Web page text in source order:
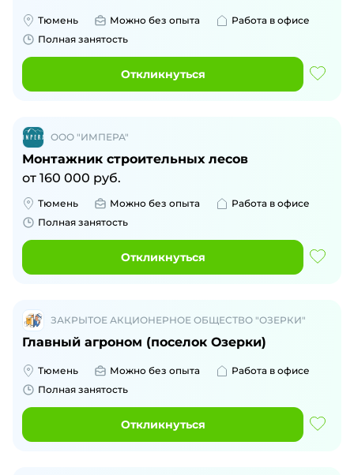
Тюмень Можно без опыта
Работа в офисе
Полная занятость
Откликнуться
ООО "ИМПЕРА"
Монтажник строительных лесов
от 160 000 руб.
Тюмень Можно без опыта
Работа в офисе
Полная занятость
Откликнуться
ЗАКРЫТОЕ АКЦИОНЕРНОЕ ОБЩЕСТВО "ОЗЕРКИ"
Главный агроном (поселок Озерки)
Тюмень Можно без опыта
Работа в офисе
Полная занятость
Откликнуться